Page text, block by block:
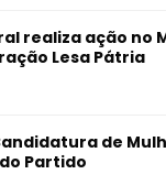
realiza ação no
Lesa Pátria
de
Partido